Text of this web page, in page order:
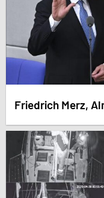
Friedrich Merz,